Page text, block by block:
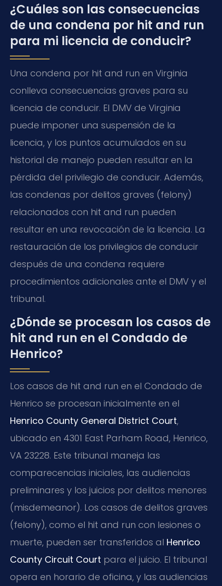
¿Cuáles son las consecuencias
de una condena por hit and run
para mi licencia de conducir?
Una condena por hit and run en Virginia
conlleva consecuencias graves para su
licencia de conducir. El DMV de Virginia
puede imponer una suspensión de la
licencia, y los puntos acumulados en su
historial de manejo pueden resultar en la
pérdida del privilegio de conducir. Además,
las condenas por delitos graves (felony)
relacionados con hit and run pueden
resultar en una revocación de la licencia. La
restauración de los privilegios de conducir
después de una condena requiere
procedimientos adicionales ante el DMV y el
tribunal.
¿Dónde se procesan los casos de
hit and run en el Condado de
Henrico?
Los casos de hit and run en el Condado de
Henrico se procesan inicialmente en el
Henrico County General District Court,
ubicado en 4301 East Parham Road, Henrico,
VA 23228. Este tribunal maneja las
comparecencias iniciales, las audiencias
preliminares y los juicios por delitos menores
(misdemeanor). Los casos de delitos graves
(felony), como el hit and run con lesiones o
muerte, pueden ser transferidos al Henrico
County Circuit Court para el juicio. El tribunal
opera en horario de oficina, y las audiencias